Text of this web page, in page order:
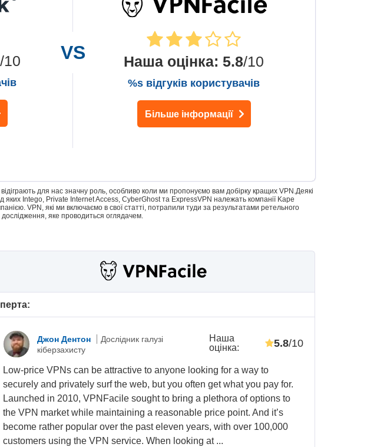
/10 Наша оцінка: 5.8/10
%s відгуків користувачів
Більше інформації
для нас значну роль, особливо коли ми пропонуємо вам добірку кращих VPN.Деякі
яких Intego, Private Internet Access, CyberGhost та ExpressVPN належать компанії Kape
VPN, які ми включаємо в свої статті, потрапили туди за результатами ретельного
дослідження, яке проводиться оглядачем.
Джон Дентон
Дослідник галузі
кіберзахисту
Наша
оцінка: 5.8/10
Low-price VPNs can be attractive to anyone looking for a way to
securely and privately surf the web, but you often get what you pay for.
Launched in 2010, VPNFacile sought to bring a plethora of options to
the VPN market while maintaining a reasonable price point. And it’s
become rather popular over the past eleven years, with over 100,000
customers using the VPN service. When looking at ...